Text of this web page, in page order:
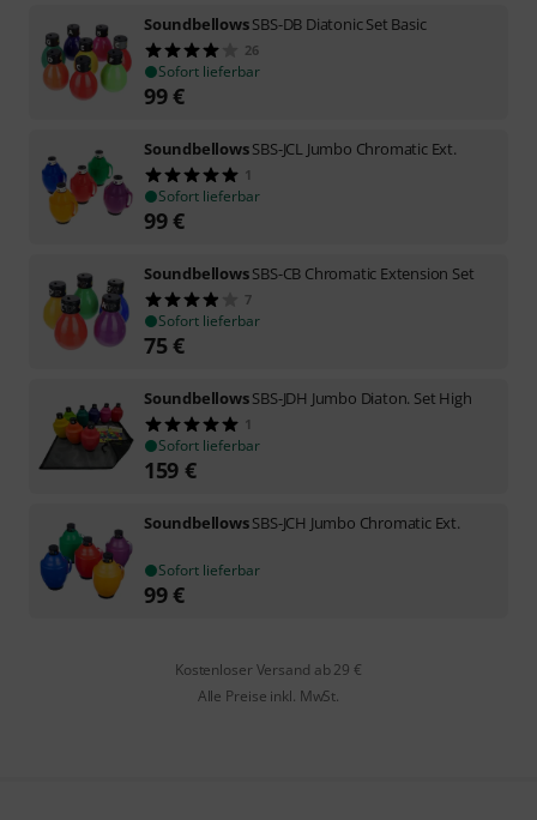
SoundbellowsSBS-DB Diatonic Set Basic
26
Sofort lieferbar
99€
SoundbellowsSBS-JCL Jumbo Chromatic Ext.
1
Sofort lieferbar
99€
SoundbellowsSBS-CB Chromatic Extension Set
7
Sofort lieferbar
75€
SoundbellowsSBS-JDH Jumbo Diaton. Set High
1
Sofort lieferbar
159 €
SoundbellowsSBS-JCH Jumbo Chromatic Ext.
Sofort lieferbar
99€
Kostenloser Versand ab 29 €
Alle Preise inkl. MwSt.